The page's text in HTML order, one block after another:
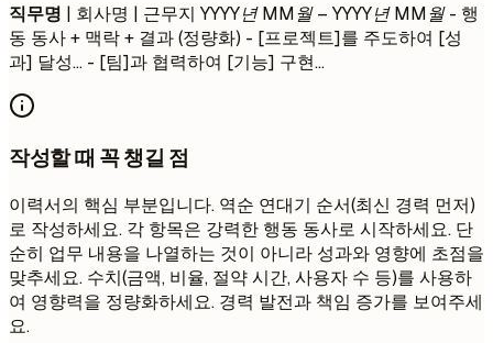
직무명 | 회사명 | 근무지 YYYY년 MM월 – YYYY년 MM월- 행
동 동사 + 맥락 + 결과 (정량화) - [프로젝트]를 주도하여 [성
과] 달성... - [팀]과 협력하여 [기능] 구현...
작성할 때 꼭 챙길 점
이력서의 핵심 부분입니다. 역순 연대기 순서(최신 경력 먼저)
로 작성하세요. 각 항목은 강력한 행동 동사로 시작하세요. 단
순히 업무 내용을 나열하는 것이 아니라 성과와 영향에 초점을
맞추세요. 수치(금액, 비율, 절약 시간, 사용자 수 등)를 사용하
여 영향력을 정량화하세요. 경력 발전과 책임 증가를 보여주세
요.